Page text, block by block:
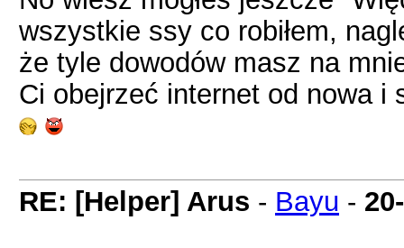
wszystkie ssy co robiłem,
że tyle dowodów masz na
Ci obejrzeć internet od nowa i
RE: [Helper] Arus - Bayu -